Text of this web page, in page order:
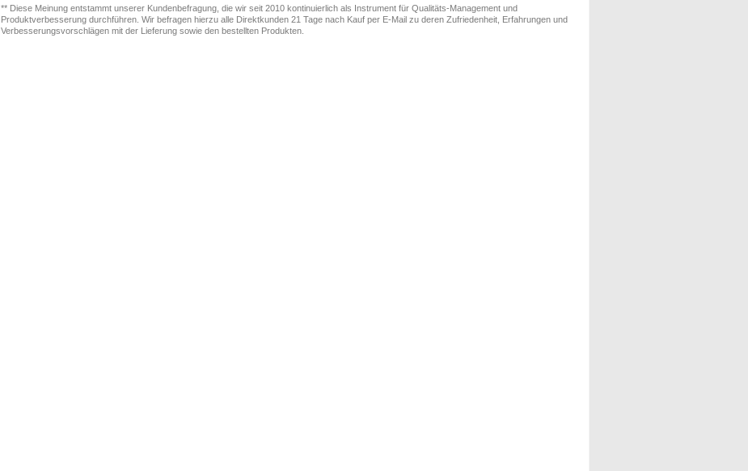
** Diese Meinung entstammt unserer Kundenbefragung, die wir seit 2010 kontinuierlich als Instrument für Qualitäts-Management und
Produktverbesserung durchführen. Wir befragen hierzu alle Direktkunden 21 Tage nach Kauf per E-Mail zu deren Zufriedenheit, Erfahrungen und
Verbesserungsvorschlägen mit der Lieferung sowie den bestellten Produkten.